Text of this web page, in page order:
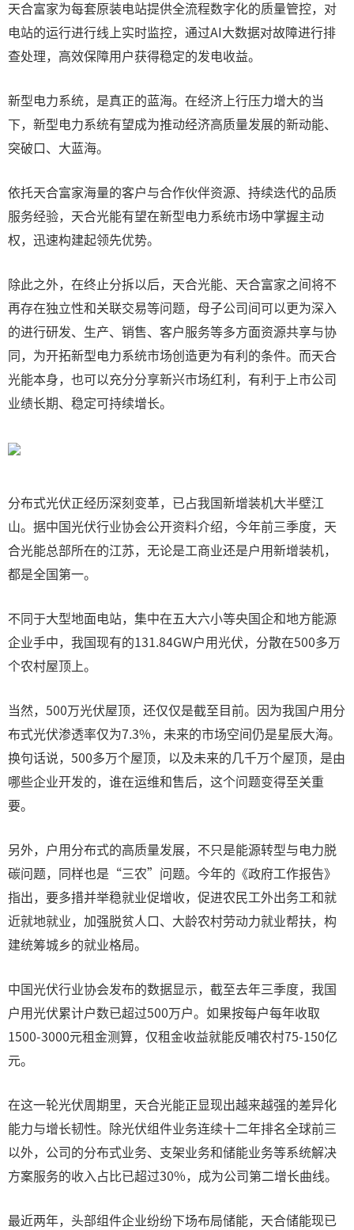
天合富家为每套原装电站提供全流程数字化的质量管控，对
电站的运行进行线上实时监控，通过AI大数据对故障进行排
查处理，高效保障用户获得稳定的发电收益。
新型电力系统，是真正的蓝海。在经济上行压力增大的当
下，新型电力系统有望成为推动经济高质量发展的新动能、
突破口、大蓝海。
依托天合富家海量的客户与合作伙伴资源、持续迭代的品质
服务经验，天合光能有望在新型电力系统市场中掌握主动
权，迅速构建起领先优势。
除此之外，在终止分拆以后，天合光能、天合富家之间将不
再存在独立性和关联交易等问题，母子公司间可以更为深入
的进行研发、生产、销售、客户服务等多方面资源共享与协
同，为开拓新型电力系统市场创造更为有利的条件。而天合
光能本身，也可以充分分享新兴市场红利，有利于上市公司
业绩长期、稳定可持续增长。
分布式光伏正经历深刻变革，已占我国新增装机大半壁江
山。据中国光伏行业协会公开资料介绍，今年前三季度，天
合光能总部所在的江苏，无论是工商业还是户用新增装机，
都是全国第一。
不同于大型地面电站，集中在五大六小等央国企和地方能源
企业手中，我国现有的131.84GW户用光伏，分散在500多万
个农村屋顶上。
当然，500万光伏屋顶，还仅仅是截至目前。因为我国户用分
布式光伏渗透率仅为7.3%，未来的市场空间仍是星辰大海。
换句话说，500多万个屋顶，以及未来的几千万个屋顶，是由
哪些企业开发的，谁在运维和售后，这个问题变得至关重
要。
另外，户用分布式的高质量发展，不只是能源转型与电力脱
碳问题，同样也是“三农”问题。今年的《政府工作报告》
指出，要多措并举稳就业促增收，促进农民工外出务工和就
近就地就业，加强脱贫人口、大龄农村劳动力就业帮扶，构
建统筹城乡的就业格局。
中国光伏行业协会发布的数据显示，截至去年三季度，我国
户用光伏累计户数已超过500万户。如果按每户每年收取
1500-3000元租金测算，仅租金收益就能反哺农村75-150亿
元。
在这一轮光伏周期里，天合光能正显现出越来越强的差异化
能力与增长韧性。除光伏组件业务连续十二年排名全球前三
以外，公司的分布式业务、支架业务和储能业务等系统解决
方案服务的收入占比已超过30%，成为公司第二增长曲线。
最近两年，头部组件企业纷纷下场布局储能，天合储能现已